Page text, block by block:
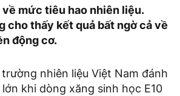
về mức tiêu hao nhiên liệu.
cho thấy kết quả bất ngờ cả về
động cơ.
nhiên liệu Việt Nam đánh
khi dòng xăng sinh học E10